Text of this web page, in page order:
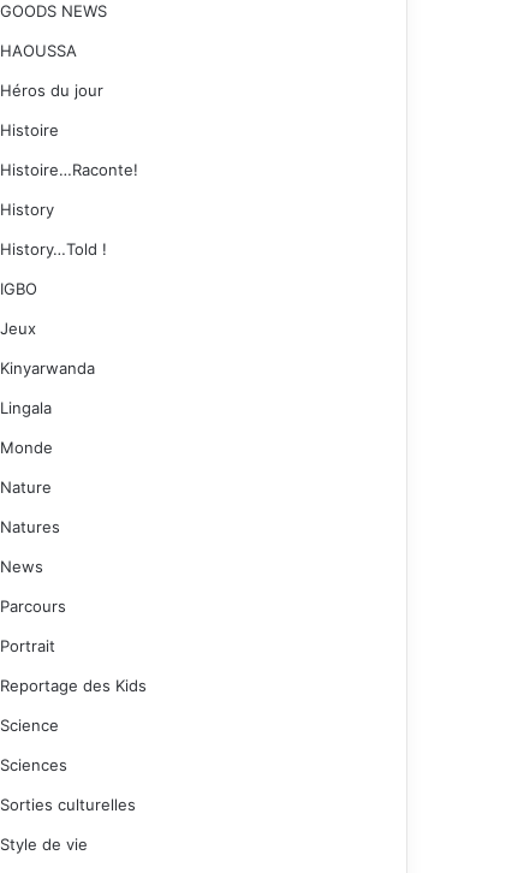
GOODS NEWS
HAOUSSA
Héros du jour
Histoire
Histoire…Raconte!
History
History…Told !
IGBO
Jeux
Kinyarwanda
Lingala
Monde
Nature
Natures
News
Parcours
Portrait
Reportage des Kids
Science
Sciences
Sorties culturelles
Style de vie